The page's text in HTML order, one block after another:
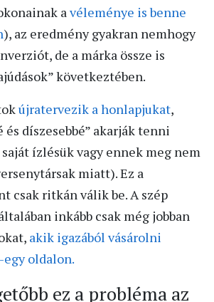
a véleménye is benne
), az eredmény gyakran nemhogy
de a márka össze is
következtében.
újratervezik a honlapjukat,
és díszesebbé” akarják tenni
ízlésük vagy ennek meg nem
miatt). Ez a
csak ritkán válik be. A szép
inkább csak még jobban
akik igazából vásárolni
oldalon.
ez a probléma az